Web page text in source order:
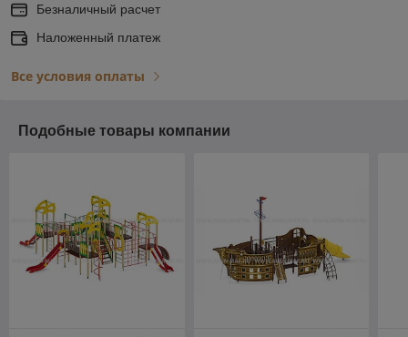
Безналичный расчет
Наложенный платеж
Все условия оплаты
Подобные товары компании